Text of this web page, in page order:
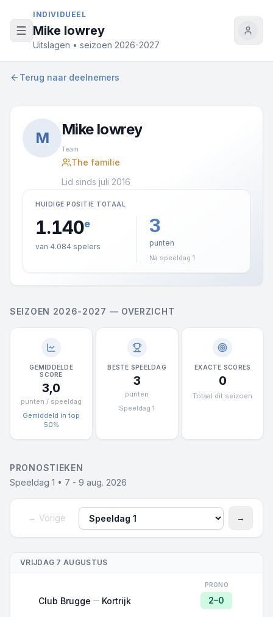
INDIVIDUEEL
Mike lowrey
Uitslagen • seizoen 2026-2027
Terug naar deelnemers
M Mike lowrey
Team
The familie
Lid sinds juli 2016
HUIDIGE POSITIE TOTAAL
1.140e
van 4.084 spelers
3
punten
Na speeldag 1
SEIZOEN 2026-2027 — OVERZICHT
GEMIDDELDE
SCORE
3,0
punten / speeldag
Gemiddeld in top
50%
BESTE SPEELDAG
3
punten
Speeldag 1
EXACTE SCORES
0
Totaal dit seizoen
PRONOSTIEKEN
Speeldag 1 • 7 - 9 aug. 2026
← Vorige
→
VRIJDAG 7 AUGUSTUS
Club Brugge Kortrijk
PRONO
2–0